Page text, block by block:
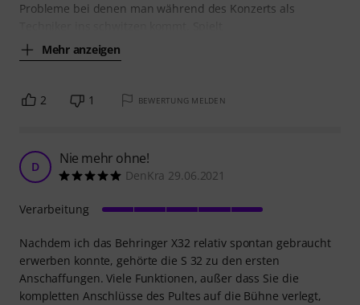
Probleme bei denen man während des Konzerts als
Mehr anzeigen
2 1 BEWERTUNG MELDEN
D Nie mehr ohne!
DenKra 29.06.2021
Nachdem ich das Behringer X32 relativ spontan gebraucht
erwerben konnte, gehörte die S 32 zu den ersten
Anschaffungen. Viele Funktionen, außer dass Sie die
kompletten Anschlüsse des Pultes auf die Bühne verlegt,
Verarbeitung